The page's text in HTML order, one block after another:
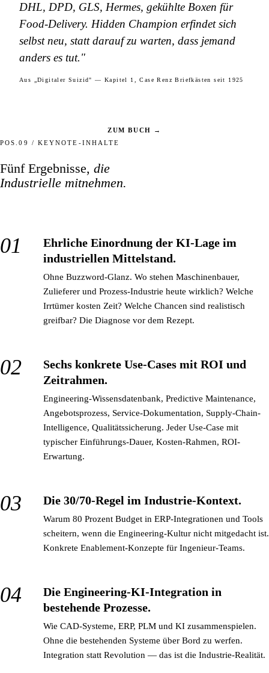
DHL, DPD, GLS, Hermes, gekühlte Boxen für
Food-Delivery. Hidden Champion erfindet sich
selbst neu, statt darauf zu warten, dass jemand
anders es tut."
Aus „Digitaler Suizid" — Kapitel 1, Case Renz Briefkästen seit 1925
ZUM BUCH →
POS.09 / KEYNOTE-INHALTE
Fünf Ergebnisse, die
Industrielle mitnehmen.
Ehrliche Einordnung der KI-Lage im
industriellen Mittelstand.
Ohne Buzzword-Glanz. Wo stehen Maschinenbauer,
Zulieferer und Prozess-Industrie heute wirklich? Welche
Irrtümer kosten Zeit? Welche Chancen sind realistisch
greifbar? Die Diagnose vor dem Rezept.
Sechs konkrete Use-Cases mit ROI und
Zeitrahmen.
Engineering-Wissensdatenbank, Predictive Maintenance,
Angebotsprozess, Service-Dokumentation, Supply-Chain-
Intelligence, Qualitätssicherung. Jeder Use-Case mit
typischer Einführungs-Dauer, Kosten-Rahmen, ROI-
Erwartung.
Die 30/70-Regel im Industrie-Kontext.
Warum 80 Prozent Budget in ERP-Integrationen und Tools
scheitern, wenn die Engineering-Kultur nicht mitgedacht ist.
Konkrete Enablement-Konzepte für Ingenieur-Teams.
Die Engineering-KI-Integration in
bestehende Prozesse.
Wie CAD-Systeme, ERP, PLM und KI zusammenspielen.
Ohne die bestehenden Systeme über Bord zu werfen.
Integration statt Revolution — das ist die Industrie-Realität.